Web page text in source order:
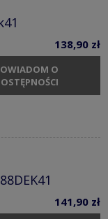
138,90 zł
O
141,90 zł